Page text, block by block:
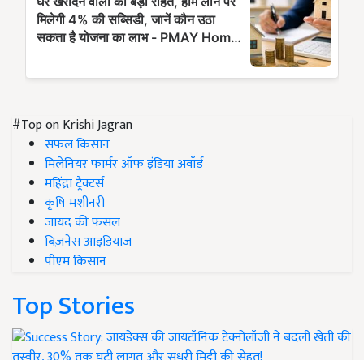
#Top on Krishi Jagran
सफल किसान
मिलेनियर फार्मर ऑफ इंडिया अवॉर्ड
महिंद्रा ट्रैक्टर्स
कृषि मशीनरी
जायद की फसल
बिज़नेस आइडियाज
पीएम किसान
Top Stories